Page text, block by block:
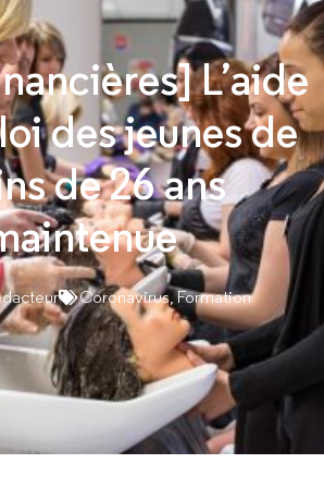
L’aide
des jeunes de
de 26 ans
Coronavirus,Formation